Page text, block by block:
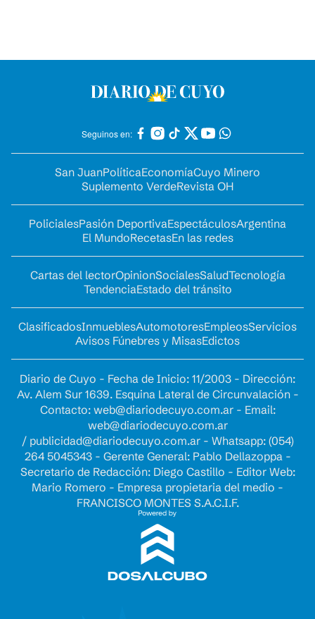
Seguinos en:
San JuanPolíticaEconomíaCuyo Minero
Suplemento VerdeRevista OH
PolicialesPasión DeportivaEspectáculosArgentina
El MundoRecetasEn las redes
Cartas del lectorOpinionSocialesSaludTecnología
TendenciaEstado del tránsito
ClasificadosInmueblesAutomotoresEmpleosServicios
Avisos Fúnebres y MisasEdictos
Diario de Cuyo - Fecha de Inicio: 11/2003 - Dirección:
Av. Alem Sur 1639. Esquina Lateral de Circunvalación -
Contacto: web@diariodecuyo.com.ar- Email:
web@diariodecuyo.com.ar
/ publicidad@diariodecuyo.com.ar- Whatsapp: (054)
264 5045343 - Gerente General: Pablo Dellazoppa -
Secretario de Redacción: Diego Castillo - Editor Web:
Mario Romero - Empresa propietaria del medio -
FRANCISCO MONTES S.A.C.I.F.